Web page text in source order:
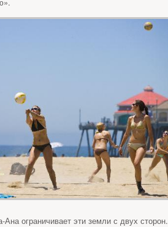
ограничивает эти земли с двух сторон.